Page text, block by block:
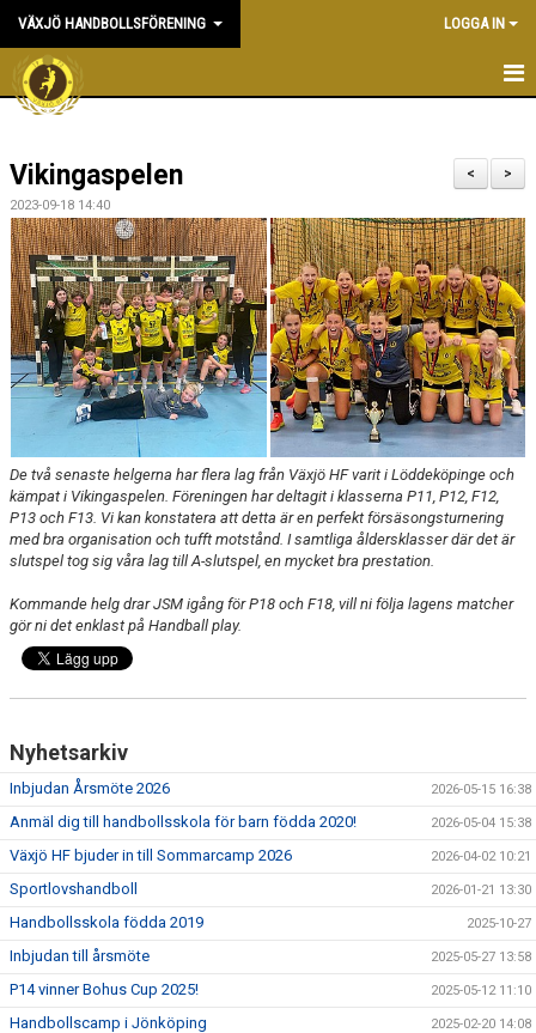
VÄXJÖ HANDBOLLSFÖRENING LOGGA IN
HEM
NYHETER
OM KLUBBEN
KONTAKT & KANSLI
KALENDER
DOKUMENT
VÅRA LAG
MATCHER
>
<
Vikingaspelen
2023-09-18 14:40
De två senaste helgerna har flera lag från Växjö HF varit i Löddeköpinge och
kämpat i Vikingaspelen. Föreningen har deltagit i klasserna P11, P12, F12,
P13 och F13. Vi kan konstatera att detta är en perfekt försäsongsturnering
med bra organisation och tufft motstånd. I samtliga åldersklasser där det är
slutspel tog sig våra lag till A-slutspel, en mycket bra prestation.
Kommande helg drar JSM igång för P18 och F18, vill ni följa lagens matcher
gör ni det enklast på Handball play.
Nyhetsarkiv
Inbjudan Årsmöte 2026 2026-05-15 16:38
Anmäl dig till handbollsskola för barn födda 2020! 2026-05-04 15:38
Växjö HF bjuder in till Sommarcamp 2026 2026-04-02 10:21
Sportlovshandboll 2026-01-21 13:30
Handbollsskola födda 2019 2025-10-27
Inbjudan till årsmöte 2025-05-27 13:58
P14 vinner Bohus Cup 2025! 2025-05-12 11:10
Handbollscamp i Jönköping 2025-02-20 14:08